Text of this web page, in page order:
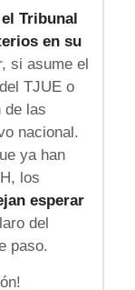
Tribunal
en su
asume el
TJUE o
de las
nacional.
ya han
los
esperar
del
paso.